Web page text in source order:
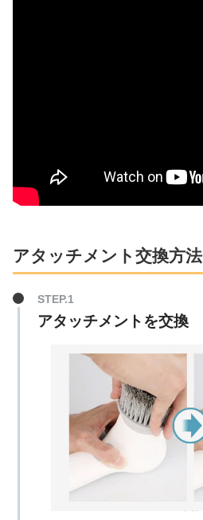
アタッチメント交換方法
アタッチメントを交換